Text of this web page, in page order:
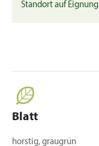
Standort auf Eignung
Blatt
horstig, graugrün